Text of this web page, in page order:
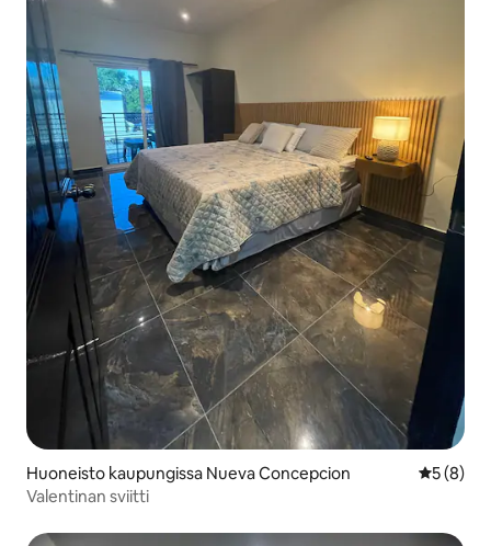
Huoneisto kaupungissa Nueva Concepcion
5 (8)
Valentinan sviitti